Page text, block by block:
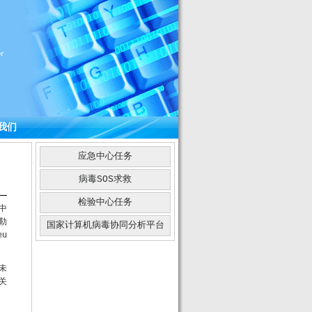
们
应急中心任务
病毒SOS求救
检验中心任务
国家计算机病毒协同分析平台